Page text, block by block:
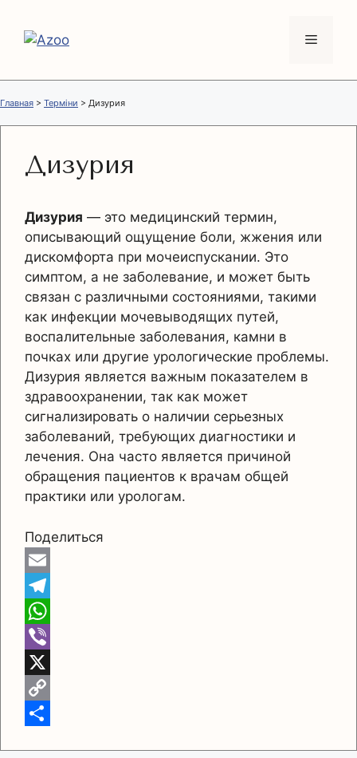
содержимому
Меню
Главная > Терміни > Дизурия
Дизурия
Дизурия — это медицинский термин,
описывающий ощущение боли, жжения или
дискомфорта при мочеиспускании. Это
симптом, а не заболевание, и может быть
связан с различными состояниями, такими
как инфекции мочевыводящих путей,
воспалительные заболевания, камни в
почках или другие урологические проблемы.
Дизурия является важным показателем в
здравоохранении, так как может
сигнализировать о наличии серьезных
заболеваний, требующих диагностики и
лечения. Она часто является причиной
обращения пациентов к врачам общей
практики или урологам.
Поделиться
E
m
a
T
e
e
g
W
h
a
V
b
X
C